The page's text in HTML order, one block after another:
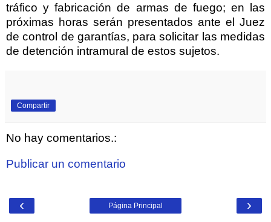
tráfico y fabricación de armas de fuego; en las
próximas horas serán presentados ante el Juez
de control de garantías, para solicitar las medidas
de detención intramural de estos sujetos.
Compartir
No hay comentarios.:
Publicar un comentario
‹ ›
Página Principal